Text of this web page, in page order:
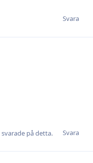
Svara
Svara
svarade på detta.